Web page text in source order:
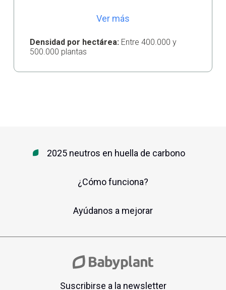
Ver más
Densidad por hectárea: Entre 400.000 y
500.000 plantas
2025 neutros en huella de carbono
¿Cómo funciona?
Ayúdanos a mejorar
Suscribirse a la newsletter